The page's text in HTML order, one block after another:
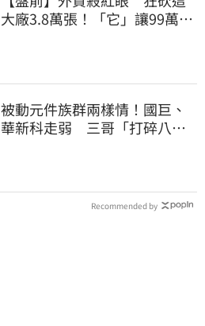
大廠3.8萬張！「它」讓99萬股
被動元件族群兩樣情！國巨、
華新科走弱 三哥「打碎八卦
Recommended by